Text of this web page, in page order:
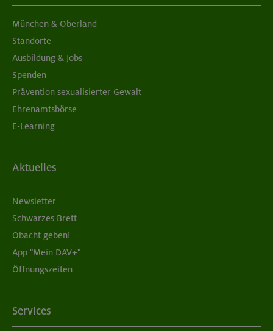
München & Oberland
Standorte
Ausbildung & Jobs
Spenden
Prävention sexualisierter Gewalt
Ehrenamtsbörse
E-Learning
Aktuelles
Newsletter
Schwarzes Brett
Obacht geben!
App "Mein DAV+"
Öffnungszeiten
Services